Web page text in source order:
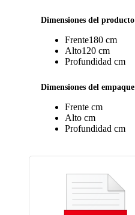
Dimensiones del producto
Frente180 cm
Alto120 cm
Profundidad cm
Dimensiones del empaque
Frente cm
Alto cm
Profundidad cm